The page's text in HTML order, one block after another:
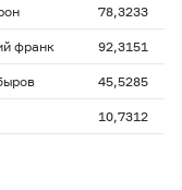
78,3233
франк 92,3151
45,5285
10,7312